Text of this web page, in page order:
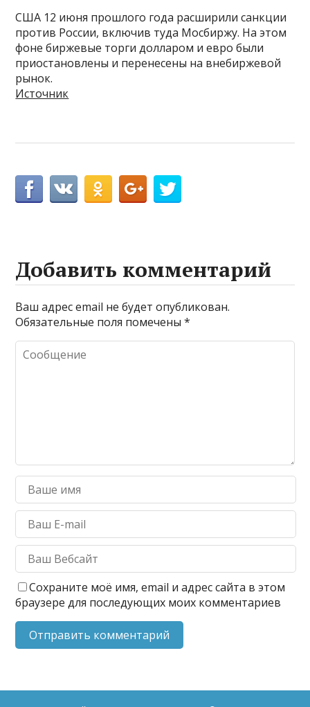
США 12 июня прошлого года расширили санкции
против России, включив туда Мосбиржу. На этом
фоне биржевые торги долларом и евро были
приостановлены и перенесены на внебиржевой
рынок.
Источник
Добавить комментарий
Ваш адрес email не будет опубликован.
Обязательные поля помечены*
Сохраните моё имя, email и адрес сайта в этом
браузере для последующих моих комментариев